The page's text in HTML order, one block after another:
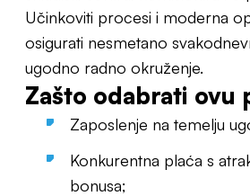
Učinkoviti procesi i moderna
osigurati nesmetano
ugodno radno okruženje.
Zašto odabrati ovu
Zaposlenje na temelju
Konkurentna plaća s
bonusa;